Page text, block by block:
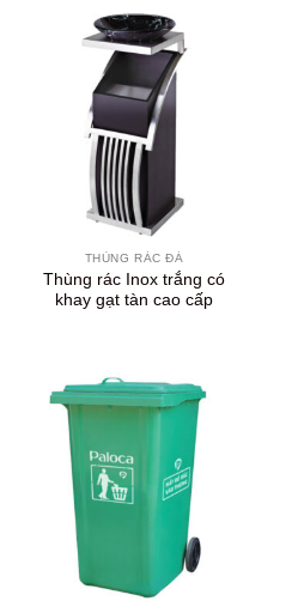
THÙNG RÁC ĐÁ
Thùng rác Inox trắng có
khay gạt tàn cao cấp